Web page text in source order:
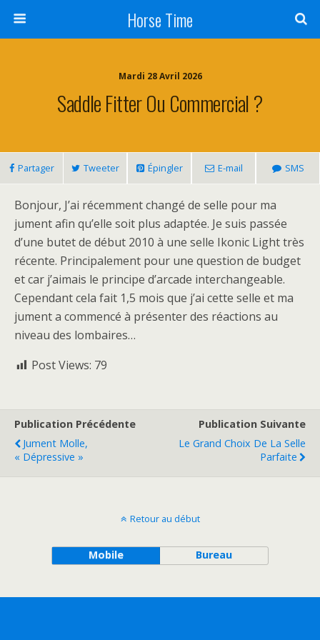
Horse Time
Mardi 28 Avril 2026
Saddle Fitter Ou Commercial ?
Partager Tweeter Épingler E-mail SMS
Bonjour, J’ai récemment changé de selle pour ma
jument afin qu’elle soit plus adaptée. Je suis passée
d’une butet de début 2010 à une selle Ikonic Light très
récente. Principalement pour une question de budget
et car j’aimais le principe d’arcade interchangeable.
Cependant cela fait 1,5 mois que j’ai cette selle et ma
jument a commencé à présenter des réactions au
niveau des lombaires…
Post Views: 79
Publication Précédente
Jument Molle,
« Dépressive »
Publication Suivante
Le Grand Choix De La Selle
Parfaite
Retour au début
Mobile Bureau